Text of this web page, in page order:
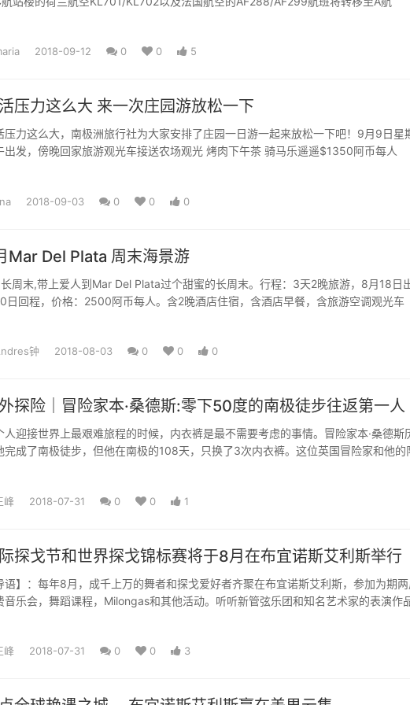
2018-09-12 0 0 5
压力这么大 来一次庄园游放松一下
压力这么大，南极洲旅行社为大家安排了庄园一日游一起来放松一下吧！9月9日星
出发，傍晚回家旅游观光车接送农场观光 烤肉下午茶 骑马乐遥遥$1350阿币每人
2018-09-03 0 0 0
Mar Del Plata 周末海景游
周末,带上爱人到Mar Del Plata过个甜蜜的长周末。行程：3天2晚旅游，8月18日
日回程，价格：2500阿币每人。含2晚酒店住宿，含酒店早餐，含旅游空调观光车
钟 2018-08-03 0 0 0
探险｜冒险家本·桑德斯:零下50度的南极徒步往返第一人
人迎接世界上最艰难旅程的时候，内衣裤是最不需要考虑的事情。冒险家本·桑德斯
完成了南极徒步，但他在南极的108天，只换了3次内衣裤。这位英国冒险家和他的
2018-07-31 0 0 1
探戈节和世界探戈锦标赛将于8月在布宜诺斯艾利斯举行
语】：每年8月，成千上万的舞者和探戈爱好者齐聚在布宜诺斯艾利斯，参加为期
音乐会，舞蹈课程，Milongas和其他活动。听听新管弦乐团和知名艺术家的表演作
2018-07-31 0 0 3